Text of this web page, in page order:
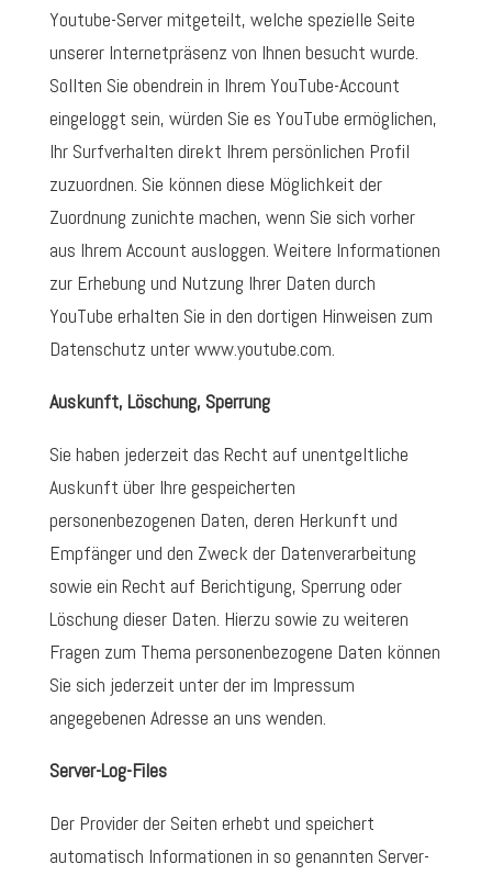
Youtube-Server mitgeteilt, welche spezielle Seite
unserer Internetpräsenz von Ihnen besucht wurde.
Sollten Sie obendrein in Ihrem YouTube-Account
eingeloggt sein, würden Sie es YouTube ermöglichen,
Ihr Surfverhalten direkt Ihrem persönlichen Profil
zuzuordnen. Sie können diese Möglichkeit der
Zuordnung zunichte machen, wenn Sie sich vorher
aus Ihrem Account ausloggen. Weitere Informationen
zur Erhebung und Nutzung Ihrer Daten durch
YouTube erhalten Sie in den dortigen Hinweisen zum
Datenschutz unter www.youtube.com.
Auskunft, Löschung, Sperrung
Sie haben jederzeit das Recht auf unentgeltliche
Auskunft über Ihre gespeicherten
personenbezogenen Daten, deren Herkunft und
Empfänger und den Zweck der Datenverarbeitung
sowie ein Recht auf Berichtigung, Sperrung oder
Löschung dieser Daten. Hierzu sowie zu weiteren
Fragen zum Thema personenbezogene Daten können
Sie sich jederzeit unter der im Impressum
angegebenen Adresse an uns wenden.
Server-Log-Files
Der Provider der Seiten erhebt und speichert
automatisch Informationen in so genannten Server-